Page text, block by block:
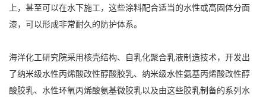
上，甚至可以在水下施工，这些涂料配合适当的水性或高固体分面
漆，可以形成非常耐久的防护体系。
海洋化工研究院采用核壳结构、自乳化聚合乳液制造技术，开发出
了纳米级水性丙烯酸改性醇酸胶乳、纳米级水性氨基丙烯酸改性醇
酸胶乳、水性环氧丙烯酸氨基微胶乳以及由这些胶乳制备的系列水